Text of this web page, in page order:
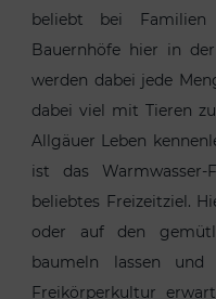
beliebt bei
Bauernhöfe hier in
werden dabei jede
dabei viel mit Tieren
Allgäuer Leben
ist das
beliebtes Freizeitziel.
oder auf den
baumeln lassen und
Freikörperkultur